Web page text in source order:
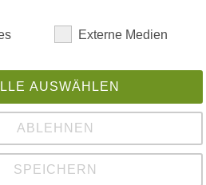
Externe Medien
AUSWÄHLEN
ABLEHNEN
SPEICHERN